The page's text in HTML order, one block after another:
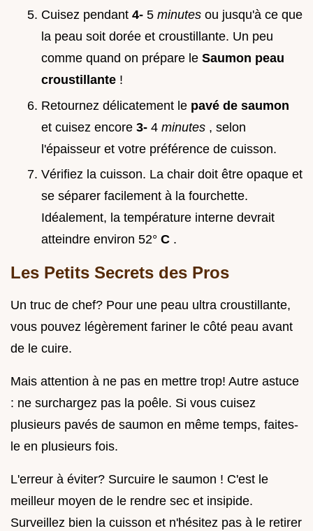
Cuisez pendant 4- 5 minutes ou jusqu'à ce que
la peau soit dorée et croustillante. Un peu
comme quand on prépare le Saumon peau
croustillante !
Retournez délicatement le pavé de saumon
et cuisez encore 3- 4 minutes , selon
l'épaisseur et votre préférence de cuisson.
Vérifiez la cuisson. La chair doit être opaque et
se séparer facilement à la fourchette.
Idéalement, la température interne devrait
atteindre environ 52° C .
Les Petits Secrets des Pros
Un truc de chef? Pour une peau ultra croustillante,
vous pouvez légèrement fariner le côté peau avant
de le cuire.
Mais attention à ne pas en mettre trop! Autre astuce
: ne surchargez pas la poêle. Si vous cuisez
plusieurs pavés de saumon en même temps, faites-
le en plusieurs fois.
L'erreur à éviter? Surcuire le saumon ! C'est le
meilleur moyen de le rendre sec et insipide.
Surveillez bien la cuisson et n'hésitez pas à le retirer